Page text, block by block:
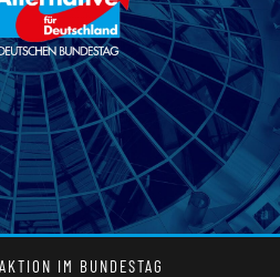
IM BUNDESTAG